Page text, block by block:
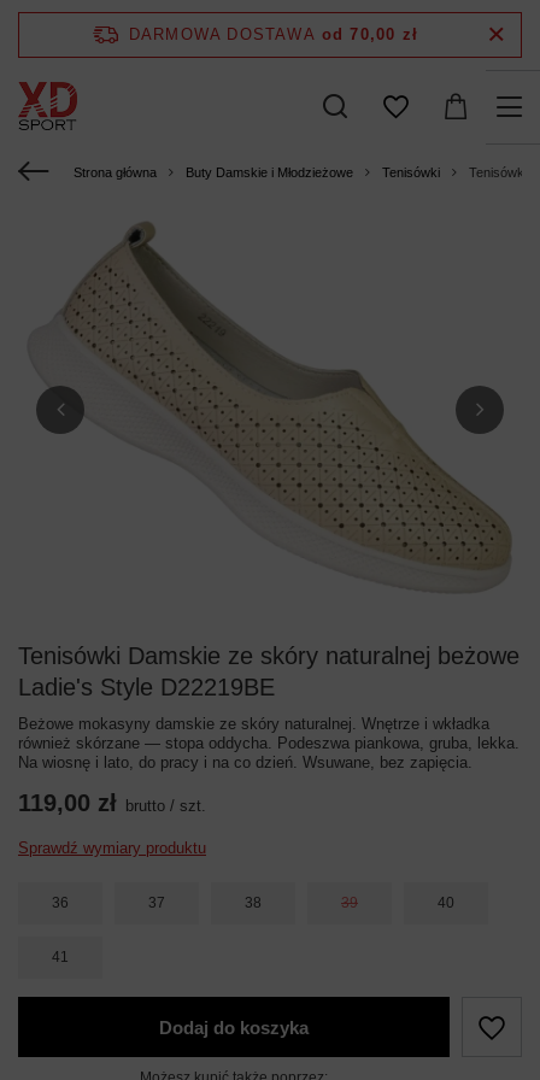
DARMOWA DOSTAWA od 70,00 zł
Strona główna Buty Damskie i Młodzieżowe Tenisówki Tenisówki
Tenisówki Damskie ze skóry naturalnej beżowe
Ladie's Style D22219BE
Beżowe mokasyny damskie ze skóry naturalnej. Wnętrze i wkładka
również skórzane — stopa oddycha. Podeszwa piankowa, gruba, lekka.
Na wiosnę i lato, do pracy i na co dzień. Wsuwane, bez zapięcia.
119,00 zł brutto / szt.
Sprawdź wymiary produktu
36 37 38 39 40
41
Dodaj do koszyka